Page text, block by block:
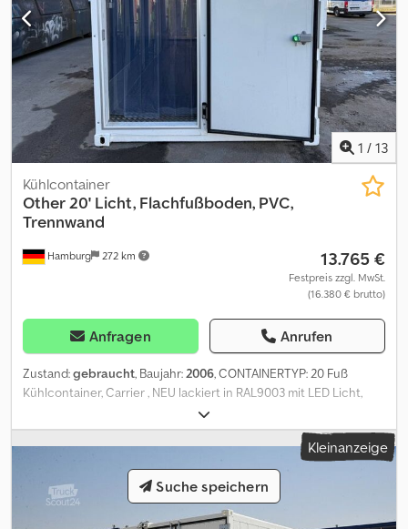
1 / 13
Hamburg 272 km
Kühlcontainer
Other20' Licht, Flachfußboden, PVC,
Trennwand
13.765 €
Festpreis zzgl. MwSt.
(16.380 € brutto)
Anfragen Anrufen
Zustand:gebraucht, Baujahr: 2006, CONTAINERTYP: 20 Fuß
Kühlcontainer, Carrier , NEU lackiert in RAL9003 mit LED Licht,
Flachfußboden, PVC Fix klein vor der TK Tür, Trennwand mit TK
Tür - mit Isolierwand und Tür anstelle der Containertüren.
Praktische Größe für Ihre Wareneinlagerung, für begrenzte
Stellflächen. Geeignet für In- als auch Outdoor-Betrieb. Wir
können jede beliebige Größe auf Bestellung fertigen. Gerne
anfragen! VERMIETUNG auch möglich TECHNISCHE ANGABEN:
Kleinanzeige
Suche speichern